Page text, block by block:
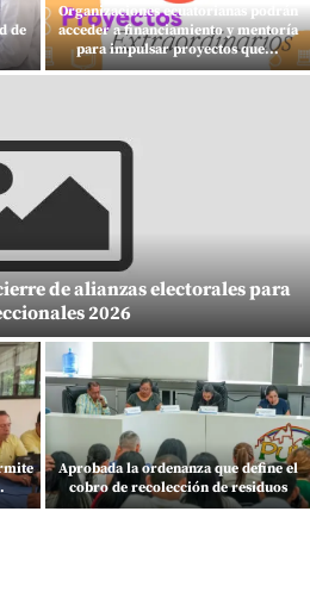
de
Organizaciones ecuatorianas podrán
acceder a financiamiento y mentoría
para impulsar proyectos que...
de alianzas electorales para
2026
Aprobada la ordenanza que define el
cobro de recolección de residuos